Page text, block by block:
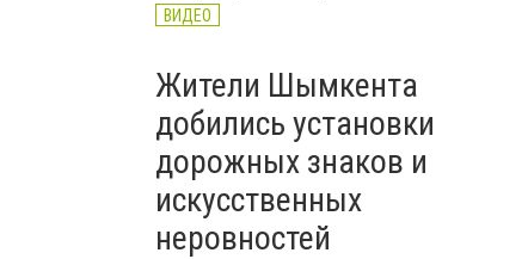
ВИДЕО
Жители Шымкента
добились установки
дорожных знаков и
искусственных
неровностей